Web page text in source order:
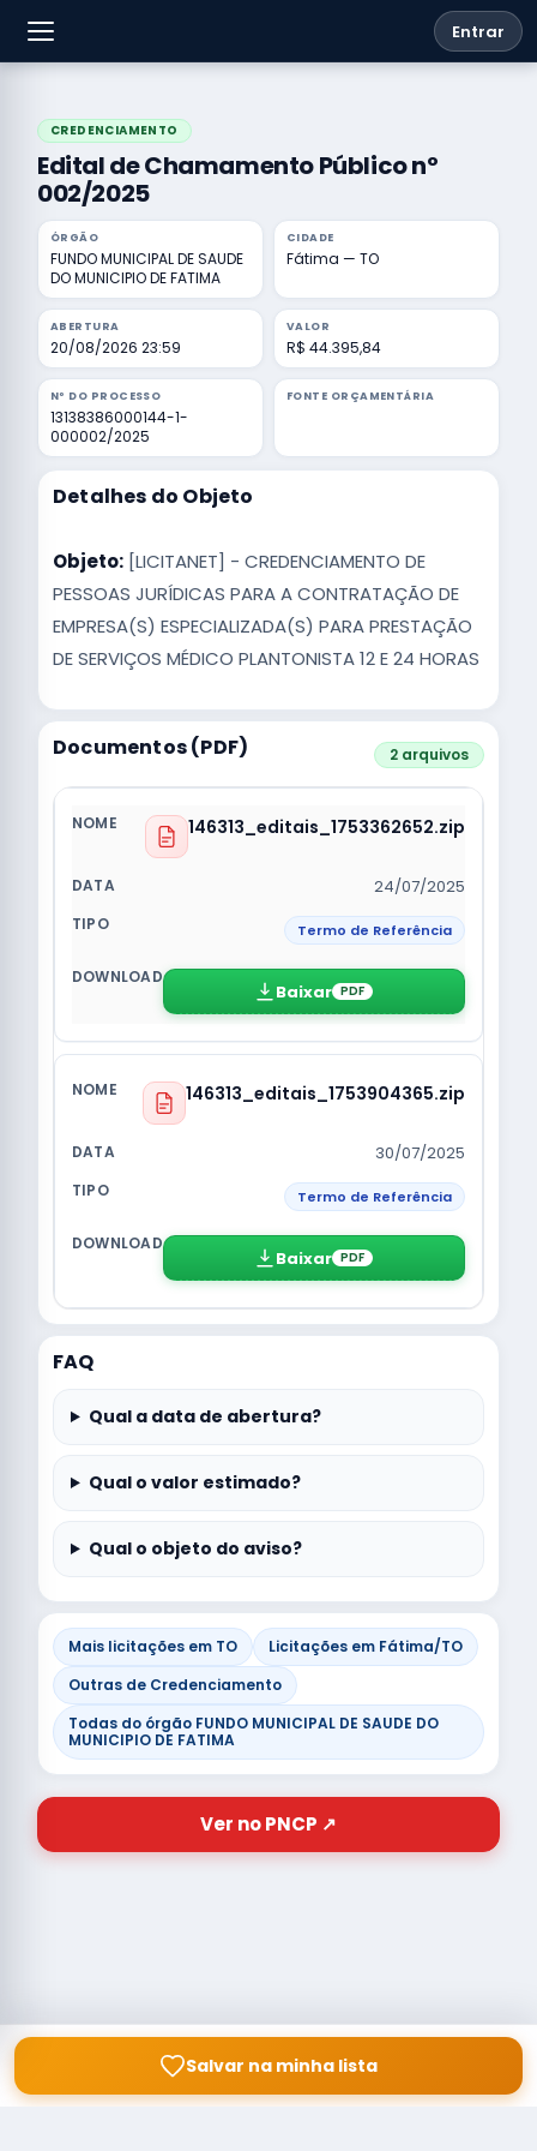
Entrar
CREDENCIAMENTO
Edital de Chamamento Público nº
002/2025
ÓRGÃO
FUNDO MUNICIPAL DE SAUDE
DO MUNICIPIO DE FATIMA
CIDADE
Fátima — TO
ABERTURA
20/08/2026 23:59
VALOR
R$ 44.395,84
Nº DO PROCESSO
13138386000144-1-
000002/2025
FONTE ORÇAMENTÁRIA
Detalhes do Objeto
Objeto: [LICITANET] - CREDENCIAMENTO DE
PESSOAS JURÍDICAS PARA A CONTRATAÇÃO DE
EMPRESA(S) ESPECIALIZADA(S) PARA PRESTAÇÃO
DE SERVIÇOS MÉDICO PLANTONISTA 12 E 24 HORAS
Documentos (PDF) 2 arquivos
146313_editais_1753362652.zip
24/07/2025
Termo de Referência
Baixar PDF
146313_editais_1753904365.zip
30/07/2025
Termo de Referência
Baixar PDF
FAQ
Qual a data de abertura?
Qual o valor estimado?
Qual o objeto do aviso?
Mais licitações em TO
Licitações em Fátima/TO
Outras de Credenciamento
Todas do órgão FUNDO MUNICIPAL DE SAUDE DO
MUNICIPIO DE FATIMA
Ver no PNCP ↗
Salvar na minha lista